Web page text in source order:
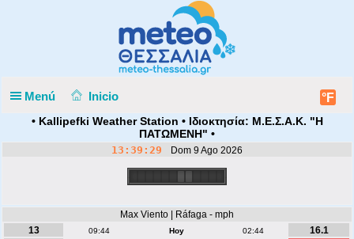
Menú Inicio °F
• Kallipefki Weather Station • Ιδιοκτησία: Μ.Ε.Σ.Α.Κ. "Η
ΠΑΤΩΜΕΝΗ" •
13:39:29 Dom 9 Ago 2026
Max Viento | Ráfaga - mph
13
09:44 Hoy 02:44
16.1